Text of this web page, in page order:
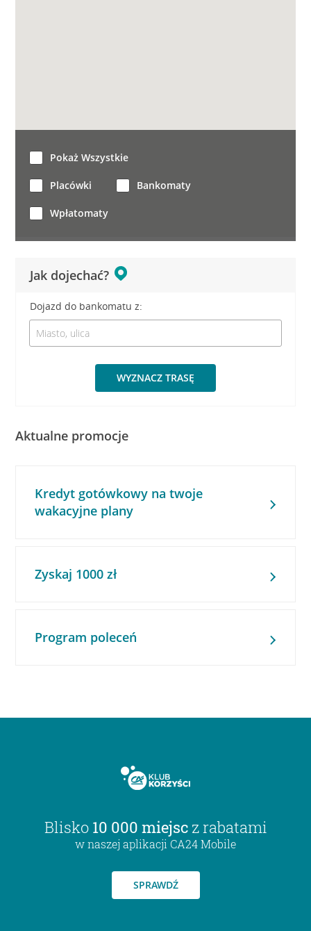
Jak dojechać?
Dojazd do bankomatu z:
WYZNACZ TRASĘ
Pokaż Wszystkie
Placówki Bankomaty
Wpłatomaty
Aktualne promocje
Kredyt gotówkowy na twoje
wakacyjne plany
Zyskaj 1000 zł
Program poleceń
Blisko 10 000 miejsc z rabatami
w naszej aplikacji CA24 Mobile
SPRAWDŹ